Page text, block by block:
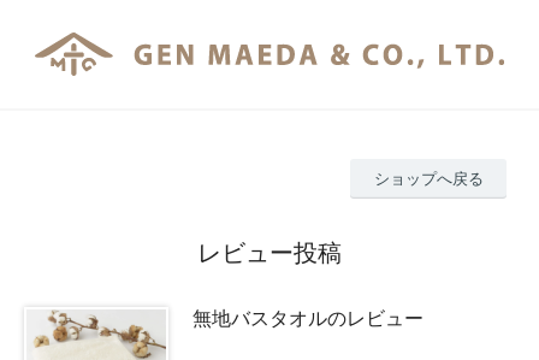
ショップへ戻る
レビュー投稿
無地バスタオルのレビュー